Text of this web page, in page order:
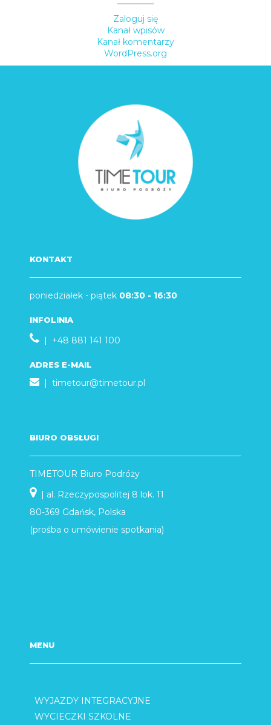
Zaloguj się
Kanał wpisów
Kanał komentarzy
WordPress.org
KONTAKT
poniedziałek - piątek 08:30 - 16:30
INFOLINIA
| +48 881 141 100
ADRES E-MAIL
| timetour@timetour.pl
BIURO OBSŁUGI
TIMETOUR Biuro Podróży
| al. Rzeczypospolitej 8 lok. 11
80-369 Gdańsk, Polska
(prośba o umówienie spotkania)
MENU
WYJAZDY INTEGRACYJNE
WYCIECZKI SZKOLNE